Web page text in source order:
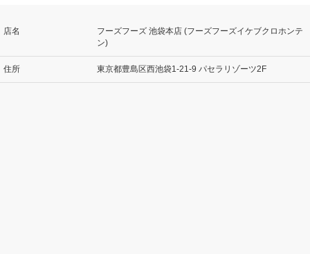
店名
フーズフーズ 池袋本店 (フーズフーズイケブクロホンテ
ン)
住所 東京都豊島区西池袋1-21-9 パセラリゾーツ2F